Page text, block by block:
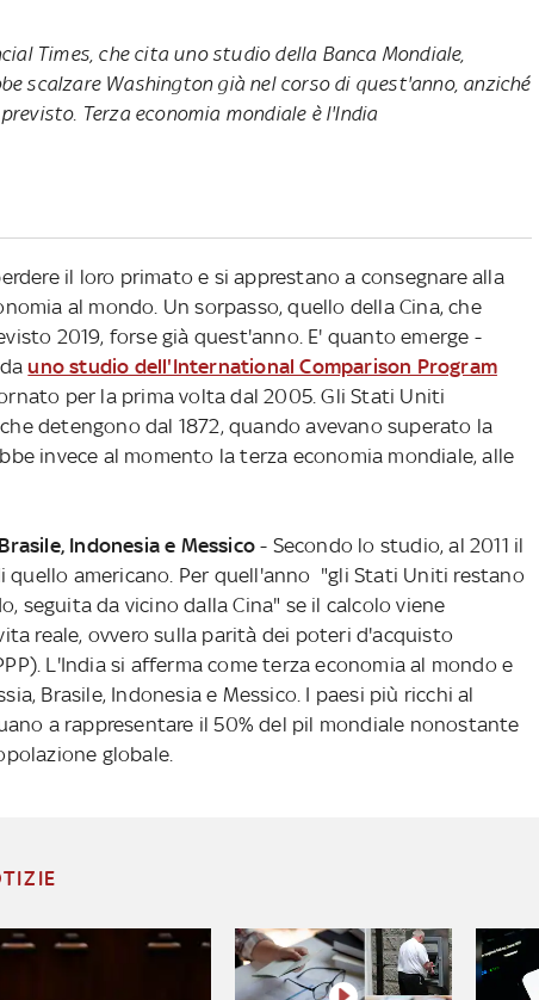
Times, che cita uno studio della Banca Mondiale,
scalzare Washington già nel corso di quest'anno, anziché
Terza economia mondiale è l'India
il loro primato e si apprestano a consegnare alla
al mondo. Un sorpasso, quello della Cina, che
2019, forse già quest'anno. E' quanto emerge -
uno studio dell'International Comparison Program
per la prima volta dal 2005. Gli Stati Uniti
detengono dal 1872, quando avevano superato la
invece al momento la terza economia mondiale, alle
Indonesia e Messico- Secondo lo studio, al 2011 il
quello americano. Per quell'anno "gli Stati Uniti restano
seguita da vicino dalla Cina" se il calcolo viene
reale, ovvero sulla parità dei poteri d'acquisto
L'India si afferma come terza economia al mondo e
Brasile, Indonesia e Messico. I paesi più ricchi al
a rappresentare il 50% del pil mondiale nonostante
globale.